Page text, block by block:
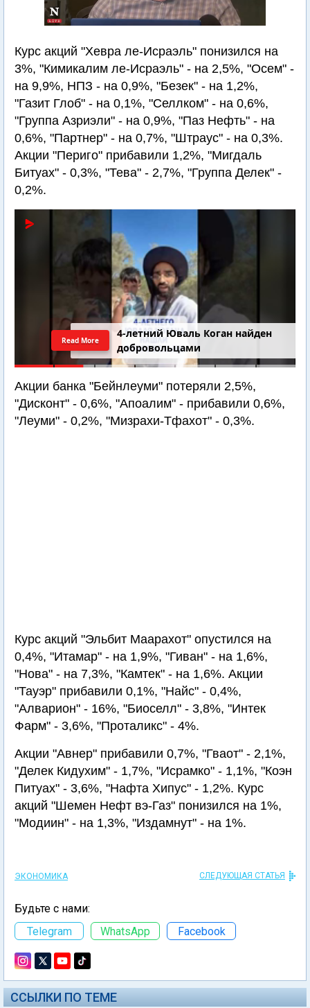
Курс акций "Хевра ле-Исраэль" понизился на
3%, "Кимикалим ле-Исраэль" - на 2,5%, "Осем" -
на 9,9%, НПЗ - на 0,9%, "Безек" - на 1,2%,
"Газит Глоб" - на 0,1%, "Селлком" - на 0,6%,
"Группа Азриэли" - на 0,9%, "Паз Нефть" - на
0,6%, "Партнер" - на 0,7%, "Штраус" - на 0,3%.
Акции "Периго" прибавили 1,2%, "Мигдаль
Битуах" - 0,3%, "Тева" - 2,7%, "Группа Делек" -
0,2%.
4-летний Юваль Коган найден
добровольцами
Read More
Акции банка "Бейнлеуми" потеряли 2,5%,
"Дисконт" - 0,6%, "Апоалим" - прибавили 0,6%,
"Леуми" - 0,2%, "Мизрахи-Тфахот" - 0,3%.
Курс акций "Эльбит Маарахот" опустился на
0,4%, "Итамар" - на 1,9%, "Гиван" - на 1,6%,
"Нова" - на 7,3%, "Камтек" - на 1,6%. Акции
"Тауэр" прибавили 0,1%, "Найс" - 0,4%,
"Алварион" - 16%, "Биоселл" - 3,8%, "Интек
Фарм" - 3,6%, "Проталикс" - 4%.
Акции "Авнер" прибавили 0,7%, "Гваот" - 2,1%,
"Делек Кидухим" - 1,7%, "Исрамко" - 1,1%, "Коэн
Питуах" - 3,6%, "Нафта Хипус" - 1,2%. Курс
акций "Шемен Нефт вэ-Газ" понизился на 1%,
"Модиин" - на 1,3%, "Издамнут" - на 1%.
ЭКОНОМИКА СЛЕДУЮЩАЯ СТАТЬЯ
Будьте с нами:
Telegram
WhatsApp Facebook
ССЫЛКИ ПО ТЕМЕ